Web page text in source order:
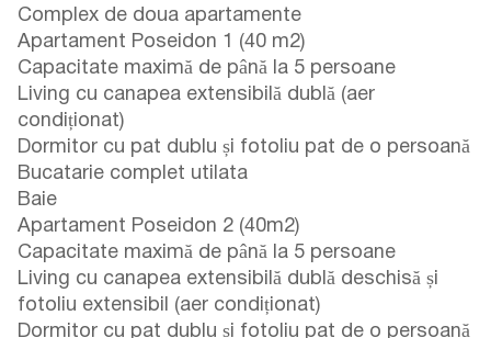
Complex de doua apartamente
Apartament Poseidon 1 (40 m2)
Capacitate maximă de până la 5 persoane
Living cu canapea extensibilă dublă (aer
condiționat)
Dormitor cu pat dublu și fotoliu pat de o persoană
Bucatarie complet utilata
Baie
Apartament Poseidon 2 (40m2)
Capacitate maximă de până la 5 persoane
Living cu canapea extensibilă dublă deschisă și
fotoliu extensibil (aer condiționat)
Dormitor cu pat dublu și fotoliu pat de o persoană